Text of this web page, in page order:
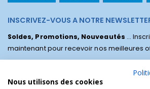
INSCRIVEZ-VOUS A NOTRE
Soldes, Promotions, Nouveautés ...
maintenant pour recevoir nos meilleures
Nous utilisons des cookies